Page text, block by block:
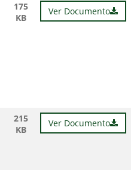
175
KB
Ver Documento
215
KB
Ver Documento